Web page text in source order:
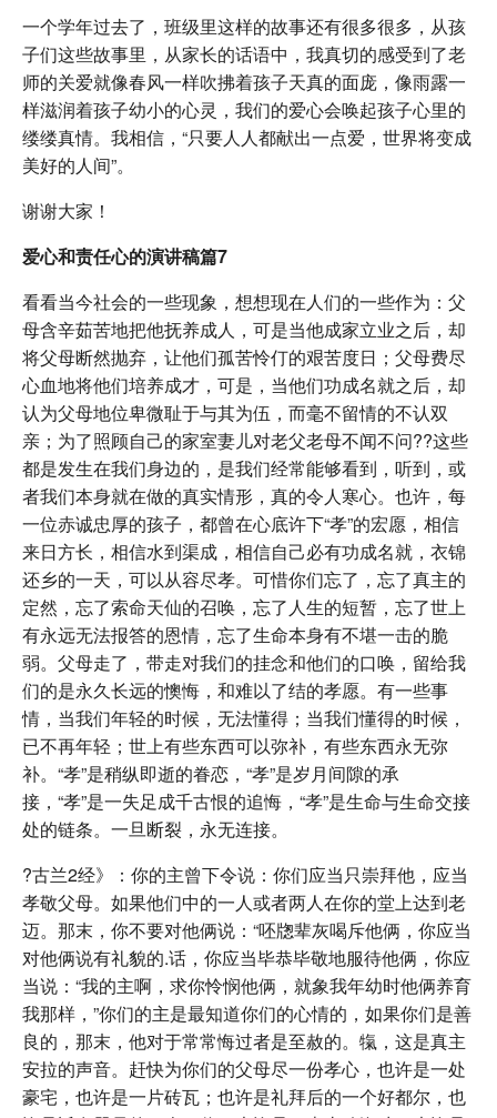
一个学年过去了，班级里这样的故事还有很多很多，从孩
子们这些故事里，从家长的话语中，我真切的感受到了老
师的关爱就像春风一样吹拂着孩子天真的面庞，像雨露一
样滋润着孩子幼小的心灵，我们的爱心会唤起孩子心里的
缕缕真情。我相信，“只要人人都献出一点爱，世界将变成
美好的人间”。
谢谢大家！
爱心和责任心的演讲稿篇7
看看当今社会的一些现象，想想现在人们的一些作为：父
母含辛茹苦地把他抚养成人，可是当他成家立业之后，却
将父母断然抛弃，让他们孤苦怜仃的艰苦度日；父母费尽
心血地将他们培养成才，可是，当他们功成名就之后，却
认为父母地位卑微耻于与其为伍，而毫不留情的不认双
亲；为了照顾自己的家室妻儿对老父老母不闻不问??这些
都是发生在我们身边的，是我们经常能够看到，听到，或
者我们本身就在做的真实情形，真的令人寒心。也许，每
一位赤诚忠厚的孩子，都曾在心底许下“孝”的宏愿，相信
来日方长，相信水到渠成，相信自己必有功成名就，衣锦
还乡的一天，可以从容尽孝。可惜你们忘了，忘了真主的
定然，忘了索命天仙的召唤，忘了人生的短暂，忘了世上
有永远无法报答的恩情，忘了生命本身有不堪一击的脆
弱。父母走了，带走对我们的挂念和他们的口唤，留给我
们的是永久长远的懊悔，和难以了结的孝愿。有一些事
情，当我们年轻的时候，无法懂得；当我们懂得的时候，
已不再年轻；世上有些东西可以弥补，有些东西永无弥
补。“孝”是稍纵即逝的眷恋，“孝”是岁月间隙的承
接，“孝”是一失足成千古恨的追悔，“孝”是生命与生命交接
处的链条。一旦断裂，永无连接。
?古兰2经》：你的主曾下令说：你们应当只崇拜他，应当
孝敬父母。如果他们中的一人或者两人在你的堂上达到老
迈。那末，你不要对他俩说：“呸牎辈灰喝斥他俩，你应当
对他俩说有礼貌的.话，你应当毕恭毕敬地服待他俩，你应
当说：“我的主啊，求你怜悯他俩，就象我年幼时他俩养育
我那样，”你们的主是最知道你们的心情的，如果你们是善
良的，那末，他对于常常悔过者是至赦的。犔，这是真主
安拉的声音。赶快为你们的父母尽一份孝心，也许是一处
豪宅，也许是一片砖瓦；也许是礼拜后的一个好都尔，也